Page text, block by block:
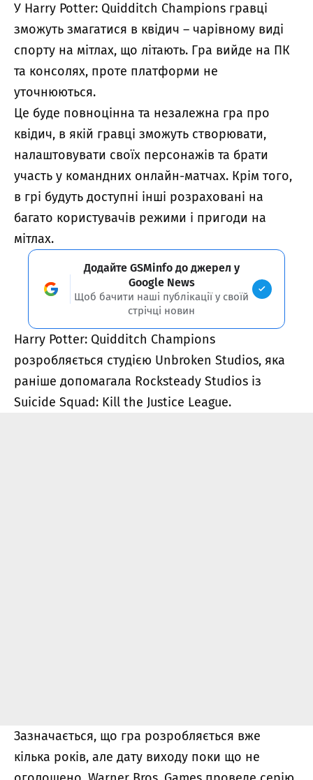
У Harry Potter: Quidditch Champions гравці
зможуть змагатися в квідич – чарівному виді
спорту на мітлах, що літають. Гра вийде на ПК
та консолях, проте платформи не
уточнюються.
Це буде повноцінна та незалежна гра про
квідич, в якій гравці зможуть створювати,
налаштовувати своїх персонажів та брати
участь у командних онлайн-матчах. Крім того,
в грі будуть доступні інші розраховані на
багато користувачів режими і пригоди на
мітлах.
Додайте GSMinfo до джерел у
Google News
Щоб бачити наші публікації у своїй
стрічці новин
Harry Potter: Quidditch Champions
розробляється студією Unbroken Studios, яка
раніше допомагала Rocksteady Studios із
Suicide Squad: Kill the Justice League.
Зазначається, що гра розробляється вже
кілька років, але дату виходу поки що не